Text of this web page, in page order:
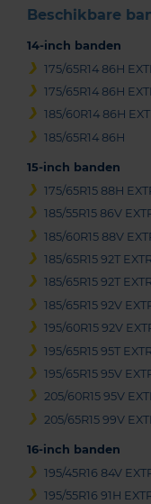
Beschikbare
14-inch banden
175/65R14 86H
175/65R14 86H
185/60R14 86H
185/65R14 86H
15-inch banden
175/65R15 88H
185/55R15 86V
185/60R15 88V
185/65R15 92T
185/65R15 92T
185/65R15 92V
195/60R15 92V
195/65R15 95T
195/65R15 95V
205/60R15 95V
205/65R15 99V
16-inch banden
195/45R16 84V
195/55R16 91H